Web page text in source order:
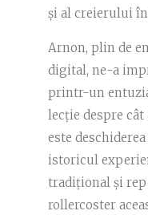
și al creierului
Arnon, plin de
digital, ne-a
printr-un
lecție despre
este
istoricul
tradițional și
rollercoster